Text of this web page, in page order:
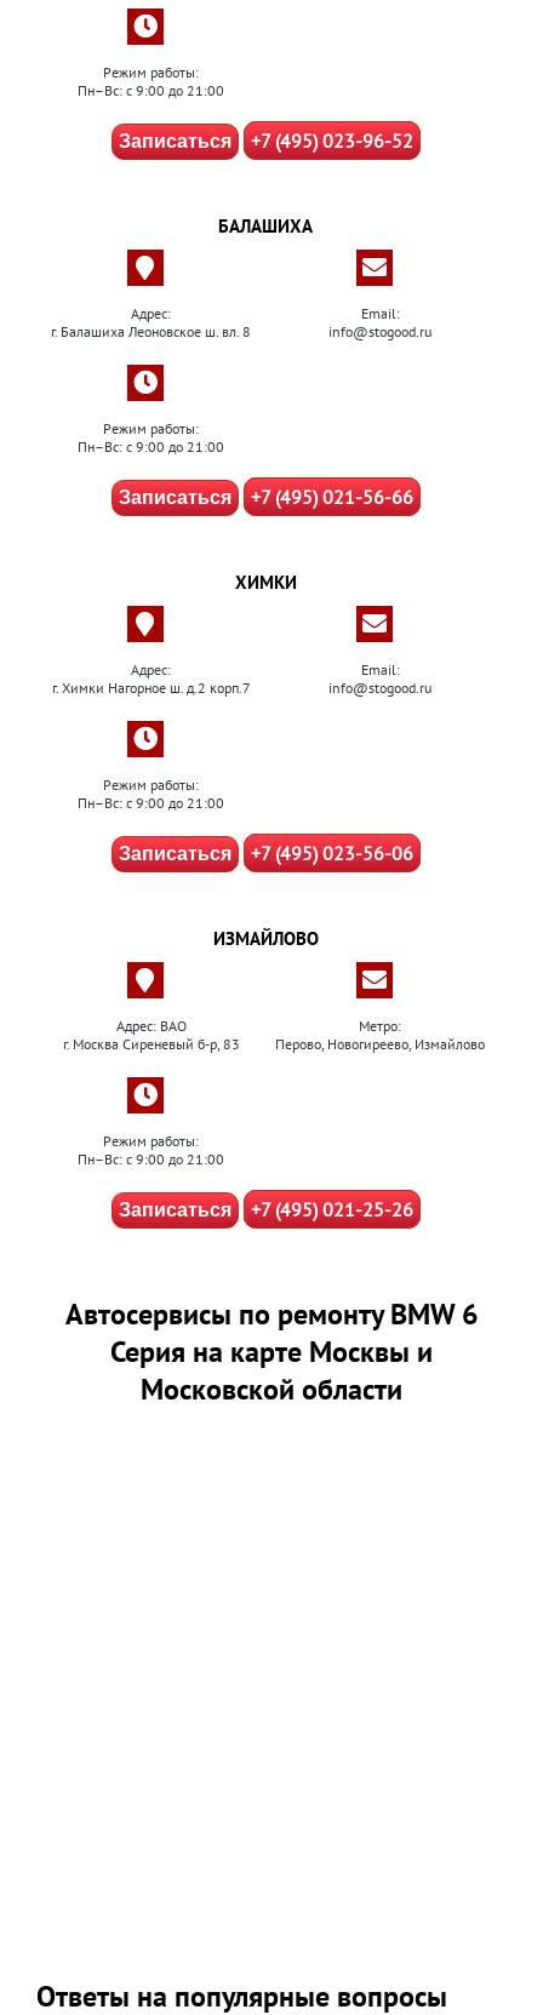
Режим работы:
Пн–Вс: с 9:00 до 21:00
Записаться +7 (495) 023-96-52
БАЛАШИХА
Адрес:
г. Балашиха Леоновское ш. вл. 8
Email:
info@stogood.ru
Режим работы:
Пн–Вс: с 9:00 до 21:00
Записаться +7 (495) 021-56-66
ХИМКИ
Адрес:
г. Химки Нагорное ш. д.2 корп.7
Email:
info@stogood.ru
Режим работы:
Пн–Вс: с 9:00 до 21:00
Записаться +7 (495) 023-56-06
ИЗМАЙЛОВО
Адрес: ВАО
г. Москва Сиреневый б-р, 83
Метро:
Перово, Новогиреево, Измайлово
Режим работы:
Пн–Вс: с 9:00 до 21:00
Записаться +7 (495) 021-25-26
Автосервисы по ремонту BMW 6
Серия на карте Москвы и
Московской области
Ответы на популярные вопросы